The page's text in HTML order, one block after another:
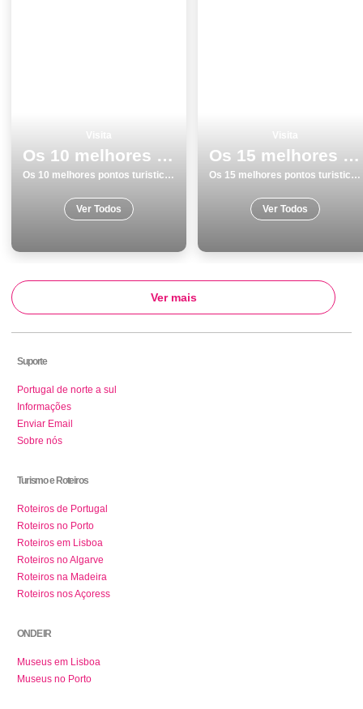
Os 10 melhores pontos turisticos para conhecer e visitar em PÃ³voa de Varzim
Os 10 melhores pontos turisticos para conhecer e visitar em PÃ³voa de Varzim
Ver Todos
Os 15 melhores pontos turisticos para conhecer e visitar em Peniche
Os 15 melhores pontos turisticos para conhecer e visitar em Peniche
Ver Todos
Ver mais
Suporte
Portugal de norte a sul
Informações
Enviar Email
Sobre nós
Turismo e Roteiros
Roteiros de Portugal
Roteiros no Porto
Roteiros em Lisboa
Roteiros no Algarve
Roteiros na Madeira
Roteiros nos Açoress
ONDE IR
Museus em Lisboa
Museus no Porto